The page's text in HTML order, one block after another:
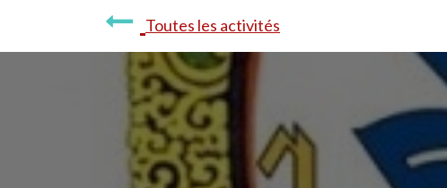
Toutes les activités